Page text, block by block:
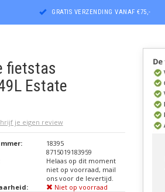
GRATIS VERZENDING VANAF €75,-
fietstas
Estate
je eigen review
18395
8715019183959
Helaas op dit moment
niet op voorraad, mail
ons voor de levertijd.
Niet op voorraad